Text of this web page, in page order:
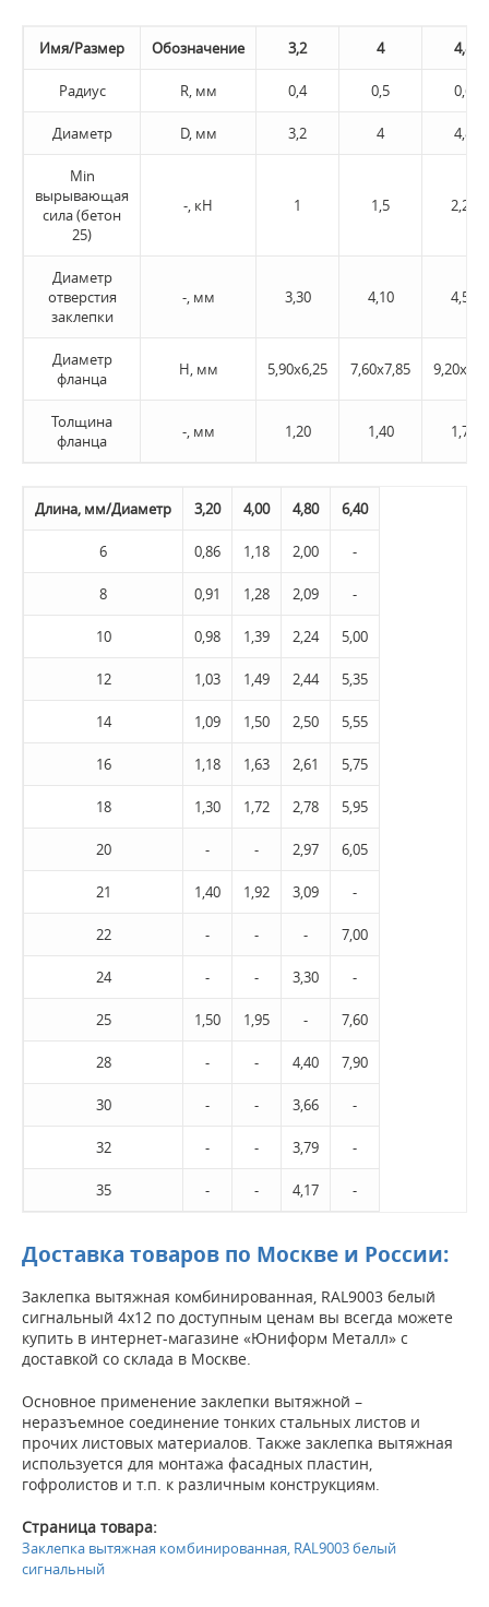
Имя/Размер Обозначение 3,2 4 4,8
Радиус R, мм 0,4 0,5 0,6
Диаметр D, мм 3,2 4 4,8
Min
вырывающая
сила (бетон
25)
-, кН 1 1,5 2,20
Диаметр
отверстия
заклепки
-, мм 3,30 4,10 4,50
Диаметр
фланца
H, мм 5,90х6,25 7,60х7,85
Толщина
фланца
-, мм 1,20 1,40 1,70
Длина, мм/Диаметр 3,20 4,00 4,80 6,40
6 0,86 1,18 2,00 -
8 0,91 1,28 2,09 -
10 0,98 1,39 2,24 5,00
12 1,03 1,49 2,44 5,35
14 1,09 1,50 2,50 5,55
16 1,18 1,63 2,61 5,75
18 1,30 1,72 2,78 5,95
20 - - 2,97 6,05
21 1,40 1,92 3,09 -
22 - - - 7,00
24 - - 3,30 -
25 1,50 1,95 - 7,60
28 - - 4,40 7,90
30 - - 3,66 -
32 - - 3,79 -
35 - - 4,17 -
Доставка товаров по Москве и России:
Заклепка вытяжная комбинированная, RAL9003 белый
сигнальный 4х12 по доступным ценам вы всегда можете
купить в интернет-магазине «Юниформ Металл» с
доставкой со склада в Москве.
Основное применение заклепки вытяжной –
неразъемное соединение тонких стальных листов и
прочих листовых материалов. Также заклепка вытяжная
используется для монтажа фасадных пластин,
гофролистов и т.п. к различным конструкциям.
Страница товара:
Заклепка вытяжная комбинированная, RAL9003 белый
сигнальный